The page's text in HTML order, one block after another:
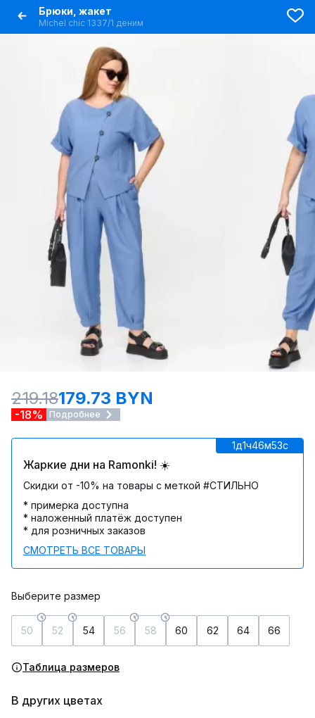
Брюки, жакет
Michel chic 1337/1 деним
219.18179.73 BYN
-18% Подробнее
1д1ч46м53c
Жаркие дни на Ramonki! ☀️
Скидки от -10% на товары с меткой #СТИЛЬНО
* примерка доступна
* наложенный платёж доступен
* для розничных заказов
СМОТРЕТЬ ВСЕ ТОВАРЫ
Выберите размер
50 52 54 56 58 60 62 64 66
Таблица размеров
В других цветах